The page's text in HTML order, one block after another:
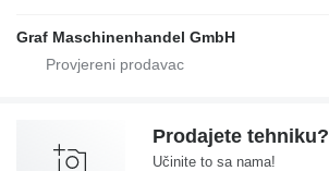
Graf Maschinenhandel GmbH
Prodajete tehniku?
Učinite to sa nama!